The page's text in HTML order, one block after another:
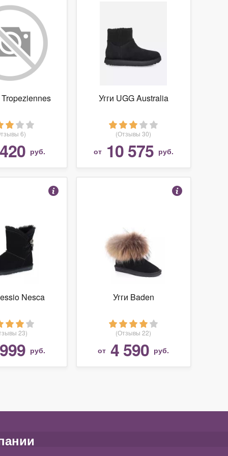
Tropeziennes
6)
руб.
Угги UGG Australia
(Отзывы 30)
от 10 575 руб.
Nesca
23)
руб.
Угги Baden
(Отзывы 22)
от 4 590 руб.